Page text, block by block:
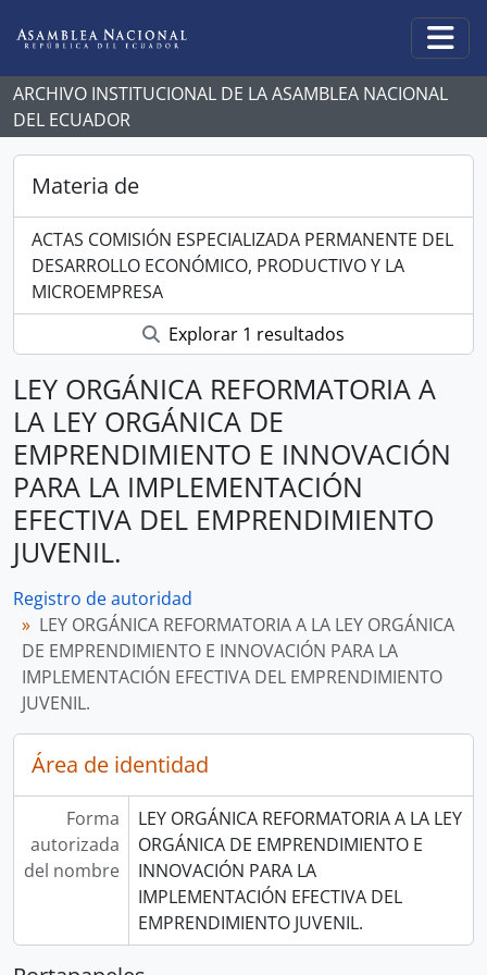
ARCHIVO INSTITUCIONAL DE LA ASAMBLEA NACIONAL
DEL ECUADOR
Materia de
ACTAS COMISIÓN ESPECIALIZADA PERMANENTE DEL
DESARROLLO ECONÓMICO, PRODUCTIVO Y LA
MICROEMPRESA
Explorar 1 resultados
LEY ORGÁNICA REFORMATORIA A
LA LEY ORGÁNICA DE
EMPRENDIMIENTO E INNOVACIÓN
PARA LA IMPLEMENTACIÓN
EFECTIVA DEL EMPRENDIMIENTO
JUVENIL.
Registro de autoridad
LEY ORGÁNICA REFORMATORIA A LA LEY ORGÁNICA
DE EMPRENDIMIENTO E INNOVACIÓN PARA LA
IMPLEMENTACIÓN EFECTIVA DEL EMPRENDIMIENTO
JUVENIL.
Área de identidad
Forma
autorizada
del nombre
LEY ORGÁNICA REFORMATORIA A LA LEY
ORGÁNICA DE EMPRENDIMIENTO E
INNOVACIÓN PARA LA
IMPLEMENTACIÓN EFECTIVA DEL
EMPRENDIMIENTO JUVENIL.